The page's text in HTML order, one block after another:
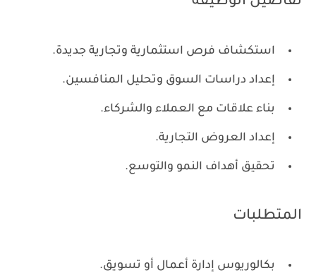
استكشاف فرص استثمارية وتجارية جديدة.
إعداد دراسات السوق وتحليل المنافسين.
بناء علاقات مع العملاء والشركاء.
إعداد العروض التجارية.
تحقيق أهداف النمو والتوسع.
المتطلبات
بكالوريوس إدارة أعمال أو تسويق.